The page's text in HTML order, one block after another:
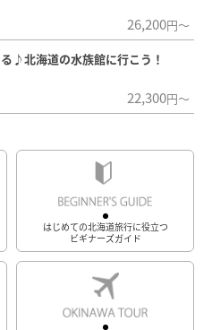
26,200円～
♪北海道の水族館に行こう！
22,300円～
はじめての北海道旅行に役立つ
ビギナーズガイド